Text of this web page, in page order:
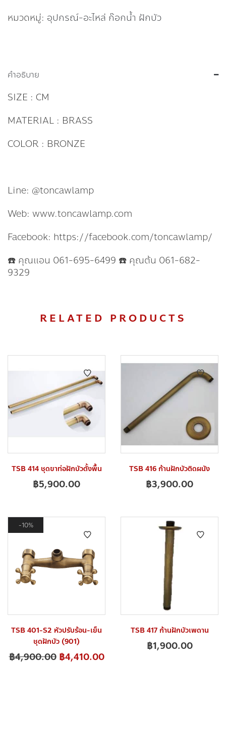
หมวดหมู่: อุปกรณ์-อะไหล่ ก๊อกน้ำ ฝักบัว
คำอธิบาย
SIZE : CM
MATERIAL : BRASS
COLOR : BRONZE
Line: @toncawlamp
Web: www.toncawlamp.com
Facebook: https://facebook.com/toncawlamp/
☎️ คุณแอน 061-695-6499 ☎️ คุณต้น 061-682-
9329
RELATED PRODUCTS
TSB 414 ชุดขาท่อฝักบัวตั้งพื้น
฿5,900.00
TSB 416 ก้านฝักบัวติดผนัง
฿3,900.00
10%
TSB 401-S2 หัวปรับร้อน-เย็น
ชุดฝักบัว (901)
฿4,900.00 ฿4,410.00
TSB 417 ก้านฝักบัวเพดาน
฿1,900.00